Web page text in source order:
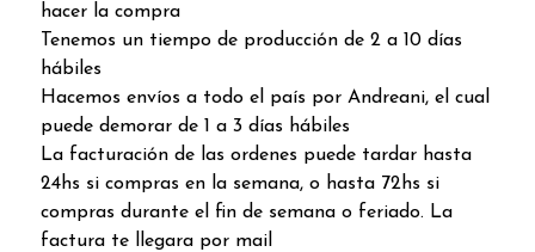
hacer la compra
Tenemos un tiempo de producción de 2 a 10 días
hábiles
Hacemos envíos a todo el país por Andreani, el cual
puede demorar de 1 a 3 días hábiles
La facturación de las ordenes puede tardar hasta
24hs si compras en la semana, o hasta 72hs si
compras durante el fin de semana o feriado. La
factura te llegara por mail